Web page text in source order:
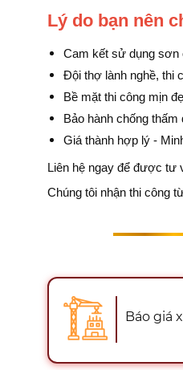
Lý do bạn nên
Cam kết sử dụng sơn
Đội thợ lành nghề, thi
Bề mặt thi công mịn
Bảo hành chống thấm
Giá thành hợp lý -
Liên hệ ngay để được tư
Chúng tôi nhận thi công
Báo giá